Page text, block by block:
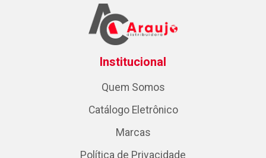
Institucional
Quem Somos
Catálogo Eletrônico
Marcas
Política de Privacidade